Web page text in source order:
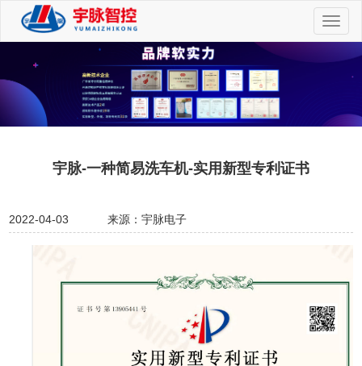
切
换
宇脉-一种简易洗车机-实用新型专利证书
2022-04-03 来源：宇脉电子